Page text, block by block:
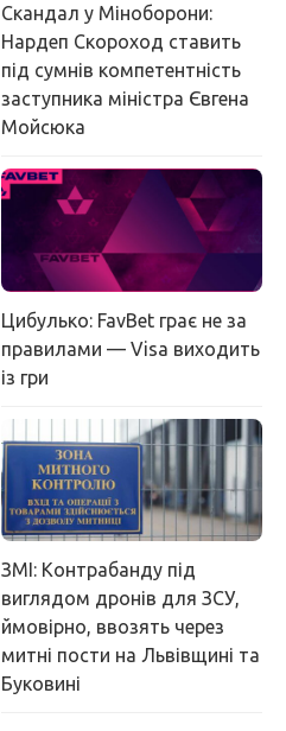
Скандал у Міноборони:
Нардеп Скороход ставить
під сумнів компетентність
заступника міністра Євгена
Мойсюка
Цибулько: FavBet грає не за
правилами — Visa виходить
із гри
ЗМІ: Контрабанду під
виглядом дронів для ЗСУ,
ймовірно, ввозять через
митні пости на Львівщині та
Буковині